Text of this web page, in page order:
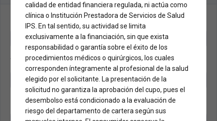
calidad de entidad financiera regulada, ni actúa como
clínica o Institución Prestadora de Servicios de Salud
IPS. En tal sentido, su actividad se limita
exclusivamente a la financiación, sin que exista
responsabilidad o garantía sobre el éxito de los
procedimientos médicos o quirúrgicos, los cuales
corresponden íntegramente al profesional de la salud
elegido por el solicitante. La presentación de la
solicitud no garantiza la aprobación del cupo, pues el
desembolso está condicionado a la evaluación de
riesgo del departamento de cartera según sus